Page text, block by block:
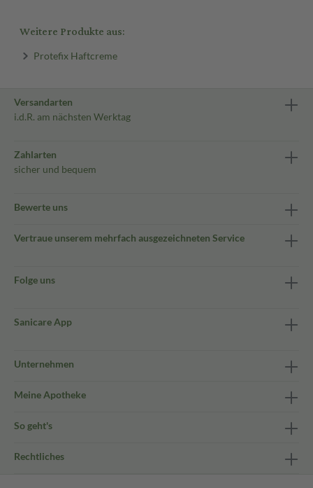
Weitere Produkte aus:
Protefix Haftcreme
Versandarten
i.d.R. am nächsten Werktag
Zahlarten
sicher und bequem
Bewerte uns
Vertraue unserem mehrfach ausgezeichneten Service
Folge uns
Sanicare App
Unternehmen
Meine Apotheke
So geht's
Rechtliches